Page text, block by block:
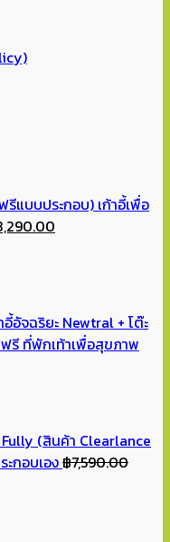
แบบประกอบ) เก้าอี้เพื่อ
อี้อัจฉริยะ Newtral + โต๊ะ
รี ที่พักเท้าเพื่อสุขภาพ
Fully (สินค้า Clearlance
กอบเอง฿7,590.00